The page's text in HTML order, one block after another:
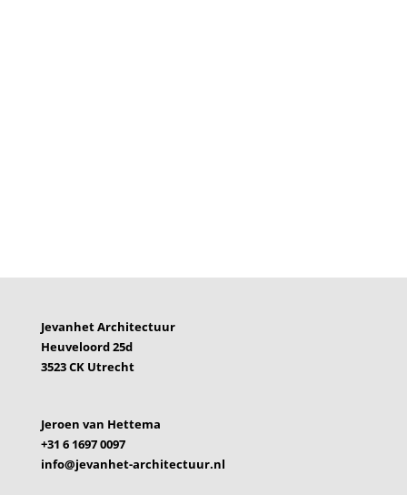
Jevanhet Architectuur
Heuveloord 25d
3523 CK Utrecht
Jeroen van Hettema
+31 6 1697 0097
info@jevanhet-architectuur.nl